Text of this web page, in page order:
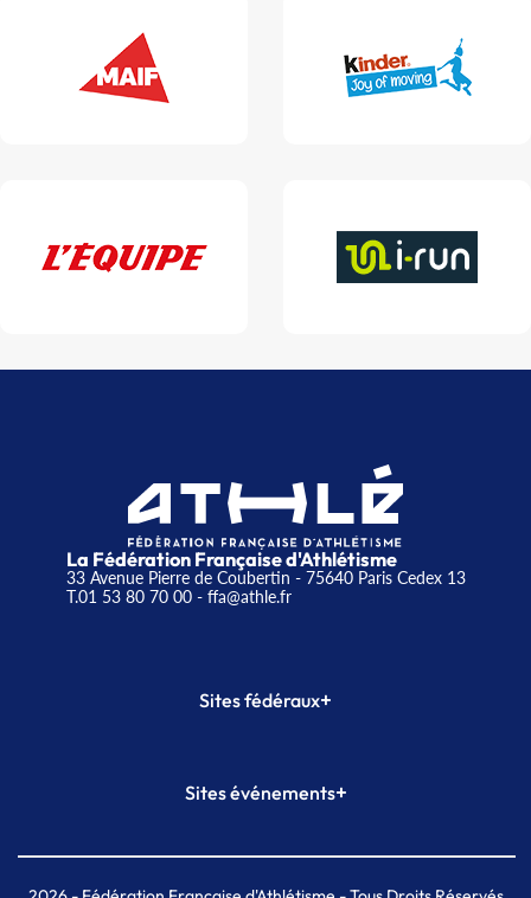
La Fédération Française d'Athlétisme
33 Avenue Pierre de Coubertin - 75640 Paris Cedex 13
T.01 53 80 70 00- ffa@athle.fr
Sites fédéraux+
Plateforme Formation
Sites événements+
Meeting de Paris indoor
MAIF Ekiden de Paris